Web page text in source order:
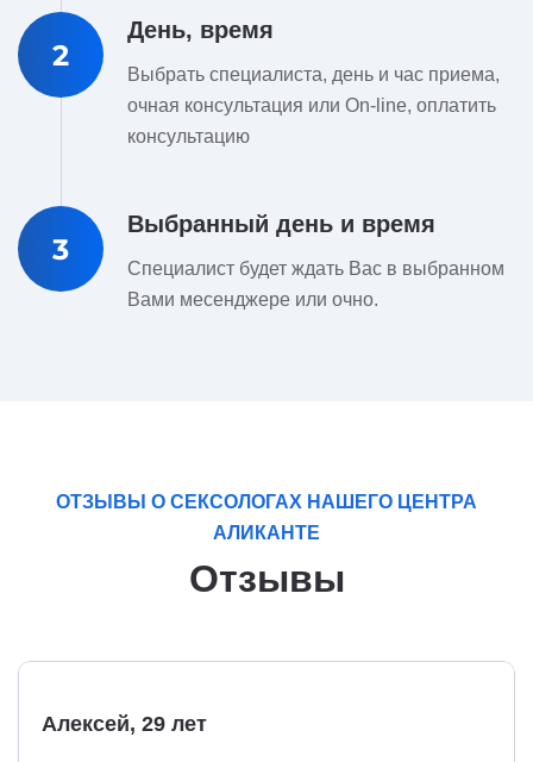
2
День, время
Выбрать специалиста, день и час приема,
очная консультация или On-line, оплатить
консультацию
3
Выбранный день и время
Специалист будет ждать Вас в выбранном
Вами месенджере или очно.
ОТЗЫВЫ О СЕКСОЛОГАХ НАШЕГО ЦЕНТРА
АЛИКАНТЕ
Отзывы
Алексей, 29 лет